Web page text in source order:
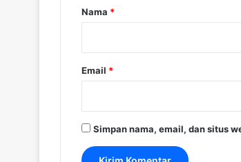
rNama *
Email *
Simpan nama, email, dan situs